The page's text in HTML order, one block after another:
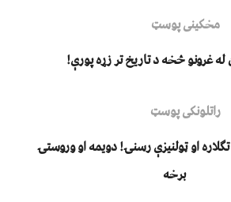
مخکینی پوسټ
له غرونو څخه د تاریخ تر زړه پورې!
راتلونکی پوسټ
او ټولنیزې رسنۍ! دويمه او وروستۍ
برخه